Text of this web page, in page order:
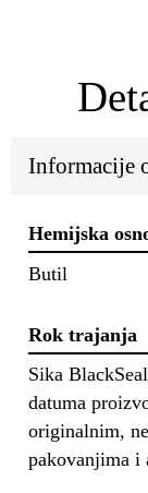
Informacije
Hemijska
Butil
Rok trajanja
Sika
datuma
originalnim,
pakovanjima i